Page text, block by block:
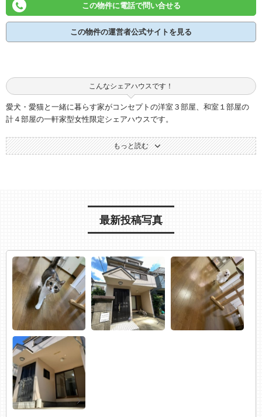
この物件に電話で問い合せる
この物件の運営者公式サイトを見る
こんなシェアハウスです！
愛犬・愛猫と一緒に暮らす家がコンセプトの洋室３部屋、和室１部屋の
計４部屋の一軒家型女性限定シェアハウスです。
☆生活家電(冷蔵庫、電子レンジ、トースター、炊飯器、電子ケトル、洗
濯機、掃除機、エアコン、他)完備
☆2週間に1回、女性スタッフによる共用部清掃あり
☆ペット用洗濯機
☆ペット用ドライヤー
☆トリミングテーブル
☆小型犬〜中型犬用のペットバスタブ
愛犬・愛猫と一緒に、すぐに新しい生活が始められます！
東武東上線鶴瀬駅まで徒歩12分、池袋駅まで乗り換えなしで28分！東京
メトロ直通で渋谷、新宿へのアクセス良好も良好です。
周辺は閑静な住宅街で、徒歩圏内のスーパー・飲食店が多数あり。
鶴瀬駅からららぽーと富士見への直通バスがあり、買い物には困りませ
ん♪
もっと読む
最新投稿写真